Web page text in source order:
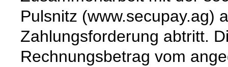
Pulsnitz (www.secupay.ag)
Zahlungsforderung abtritt.
Rechnungsbetrag vom